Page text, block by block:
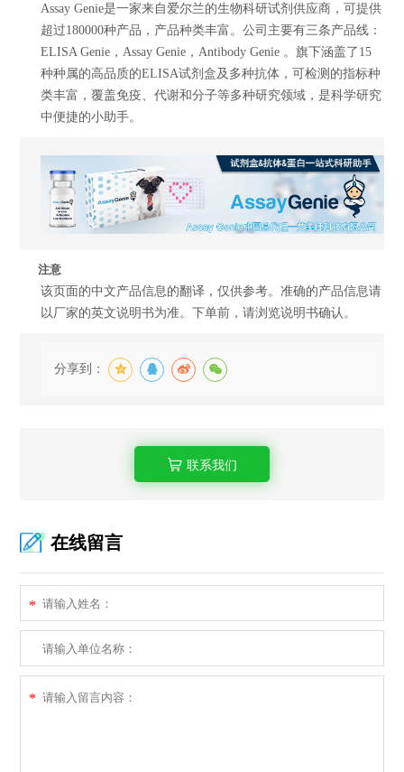
Assay Genie是一家来自爱尔兰的生物科研试剂供应商，可提供
超过180000种产品，产品种类丰富。公司主要有三条产品线：
ELISA Genie，Assay Genie，Antibody Genie 。旗下涵盖了15
种种属的高品质的ELISA试剂盒及多种抗体，可检测的指标种
类丰富，覆盖免疫、代谢和分子等多种研究领域，是科学研究
中便捷的小助手。
注意
该页面的中文产品信息的翻译，仅供参考。准确的产品信息请
以厂家的英文说明书为准。下单前，请浏览说明书确认。
分享到：
联系我们
在线留言
*
*